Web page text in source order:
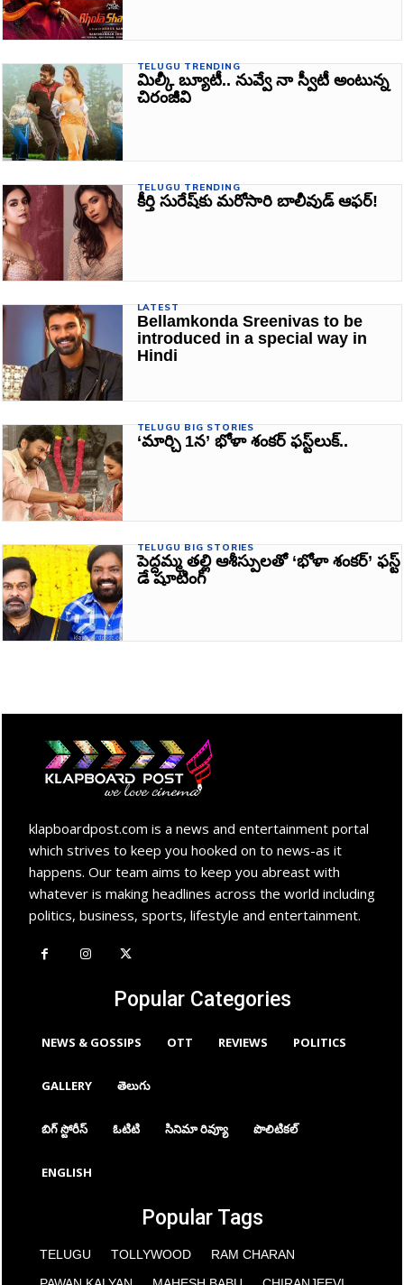
TELUGU TRENDING
మిల్కీ బ్యూటీ.. నువ్వే నా స్వీటీ అంటున్న
చిరంజీవి
TELUGU TRENDING
కీర్తి సురేష్‌కు మరోసారి బాలీవుడ్ ఆఫర్!
LATEST
Bellamkonda Sreenivas to be
introduced in a special way in
Hindi
TELUGU BIG STORIES
‘మార్చి 1న’ భోళా శంకర్‌ ఫస్ట్‌లుక్‌..
TELUGU BIG STORIES
పెద్దమ్మ తల్లి ఆశీస్పులతో ‘భోళా శంకర్‌’ ఫస్ట్
డే షూటింగ్
klapboardpost.com is a news and entertainment portal
which strives to keep you hooked on to news-as it
happens. Our team aims to keep you abreast with
whatever is making headlines across the world including
politics, business, sports, lifestyle and entertainment.
Popular Categories
NEWS & GOSSIPS OTT REVIEWS POLITICS
GALLERY తెలుగు
బిగ్ స్టోరీస్ ఓటిటి సినిమా రివ్యూ పొలిటికల్
ENGLISH
Popular Tags
TELUGU TOLLYWOOD
RAM CHARAN